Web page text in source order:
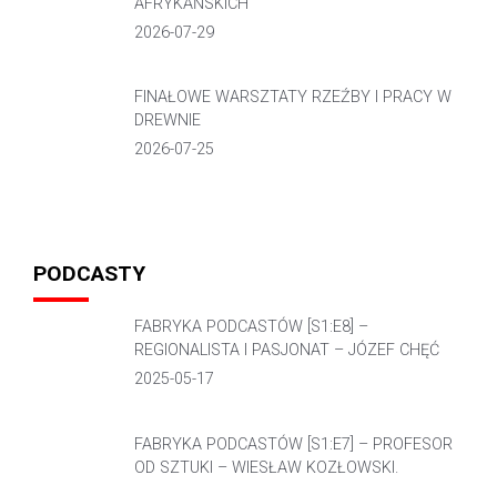
AFRYKAŃSKICH
2026-07-29
FINAŁOWE WARSZTATY RZEŹBY I PRACY W
DREWNIE
2026-07-25
PODCASTY
FABRYKA PODCASTÓW [S1:E8] –
REGIONALISTA I PASJONAT – JÓZEF CHĘĆ
2025-05-17
FABRYKA PODCASTÓW [S1:E7] – PROFESOR
OD SZTUKI – WIESŁAW KOZŁOWSKI.